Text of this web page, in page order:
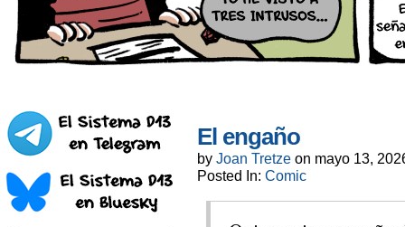
El engaño
by Joan Tretze on mayo 13,
Posted In: Comic